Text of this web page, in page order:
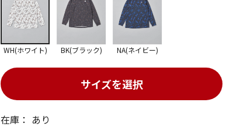
在庫： あり
サイズを選択
WH(ホワイト) BK(ブラック) NA(ネイビー)